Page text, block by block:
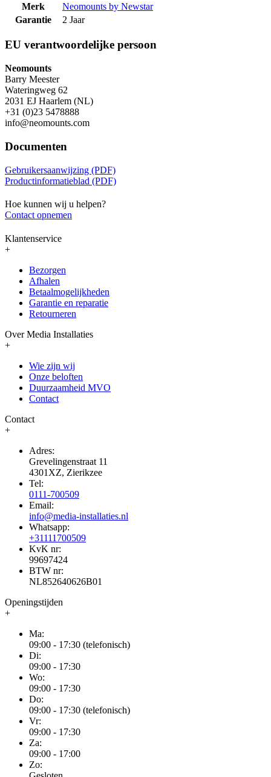
Merk
Neomounts by Newstar
Garantie
2 Jaar
EU verantwoordelijke persoon
Neomounts
Barry Meester
Wateringweg 62
2031 EJ Haarlem (NL)
+31 (0)23 5478888
info@neomounts.com
Documenten
Gebruikersaanwijzing (PDF)
Productinformatieblad (PDF)
Hoe kunnen wij u helpen?
Contact opnemen
Klantenservice
+
Bezorgen
Afhalen
Betaalmogelijkheden
Garantie en reparatie
Retourneren
Over Media Installaties
+
Wie zijn wij
Onze beloften
Duurzaamheid MVO
Contact
Contact
+
Adres:
Grevelingenstraat 11
4301XZ, Zierikzee
Tel:
0111-700509
Email:
info@media-installaties.nl
Whatsapp:
+31111700509
KvK nr:
99697424
BTW nr:
NL852640626B01
Openingstijden
+
Ma:
09:00 - 17:30 (telefonisch)
Di:
09:00 - 17:30
Wo:
09:00 - 17:30
Do:
09:00 - 17:30 (telefonisch)
Vr:
09:00 - 17:30
Za:
09:00 - 17:00
Zo: